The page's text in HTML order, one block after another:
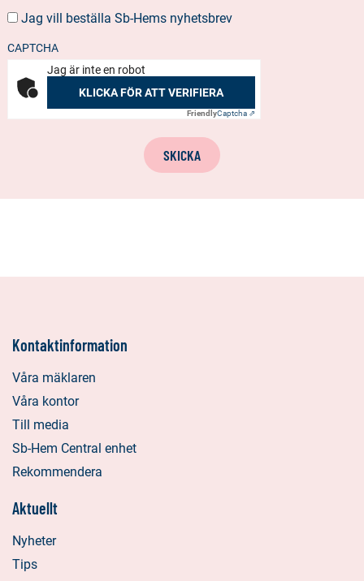
BESTÄLLA
Jag vill beställa Sb-Hems nyhetsbrev
CAPTCHA
Jag är inte en robot
KLICKA FÖR ATT VERIFIERA
FriendlyCaptcha ⇗
SKICKA
Kontaktinformation
Våra mäklaren
Våra kontor
Till media
Sb-Hem Central enhet
Rekommendera
Aktuellt
Nyheter
Tips